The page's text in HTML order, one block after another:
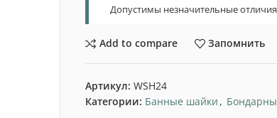
Допустимы незначительные
Add to compare Запомнить
Артикул: WSH24
Категории: Банные шайки ,